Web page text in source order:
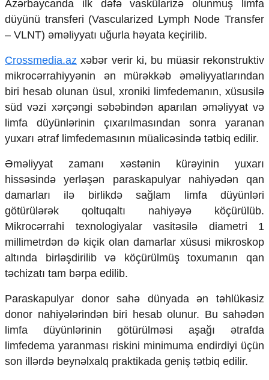
Diaspor
Yüksəliş hekayəsi
Mədəniyyətimizin Zəfəri
Səhiyyə
Ailə və uşaq
Turizm
İqtisadiyyat
İqtisadi xəbərlər
Energetika
Neft-qaz
Əmək və sosial siyasət
Kənd təsərrüfatı
Hərbi sənaye
Telekommunikasiya və nəqliyyat
COP29
Cəmiyyət
Crossmedia.az - 1 yaş
Məhkəmə və hüquq
Ekologiya
Zəfər - 5
Gənclər və İdman
Media və QHT
Hadisə
Azərbaycanda ilk dəfə vaskülarizə olunmuş limfa
düyünü transferi (Vascularized Lymph Node Transfer
– VLNT) əməliyyatı uğurla həyata keçirilib.
Crossmedia.az xəbər verir ki, bu müasir rekonstruktiv
mikrocərrahiyyənin ən mürəkkəb əməliyyatlarından
biri hesab olunan üsul, xroniki limfedemanın, xüsusilə
süd vəzi xərçəngi səbəbindən aparılan əməliyyat və
limfa düyünlərinin çıxarılmasından sonra yaranan
yuxarı ətraf limfedemasının müalicəsində tətbiq edilir.
Əməliyyat zamanı xəstənin kürəyinin yuxarı
hissəsində yerləşən paraskapulyar nahiyədən qan
damarları ilə birlikdə sağlam limfa düyünləri
götürülərək qoltuqaltı nahiyəyə köçürülüb.
Mikrocərrahi texnologiyalar vasitəsilə diametri 1
millimetrdən də kiçik olan damarlar xüsusi mikroskop
altında birləşdirilib və köçürülmüş toxumanın qan
təchizatı tam bərpa edilib.
Paraskapulyar donor sahə dünyada ən təhlükəsiz
donor nahiyələrindən biri hesab olunur. Bu sahədən
limfa düyünlərinin götürülməsi aşağı ətrafda
limfedema yaranması riskini minimuma endirdiyi üçün
son illərdə beynəlxalq praktikada geniş tətbiq edilir.